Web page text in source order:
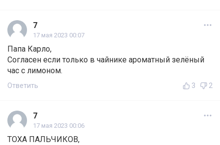
7
17 мая 2023 00:07
Папа Карло,
Согласен если только в чайнике ароматный зелёный
час с лимоном.
Ответить 3 2
7
17 мая 2023 00:06
ТОХА ПАЛЬЧИКОВ,